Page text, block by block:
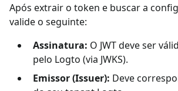
Após extrair o token e buscar a
valide o seguinte:
Assinatura: O JWT deve ser
pelo Logto (via JWKS).
Emissor (Issuer): Deve